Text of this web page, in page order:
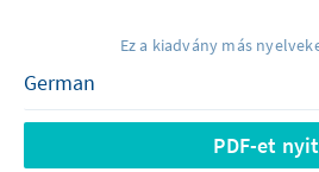
Ez a kiadvány más
PDF-et nyit